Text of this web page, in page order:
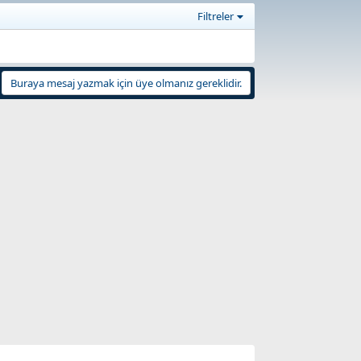
Filtreler
Buraya mesaj yazmak için üye olmanız gereklidir.